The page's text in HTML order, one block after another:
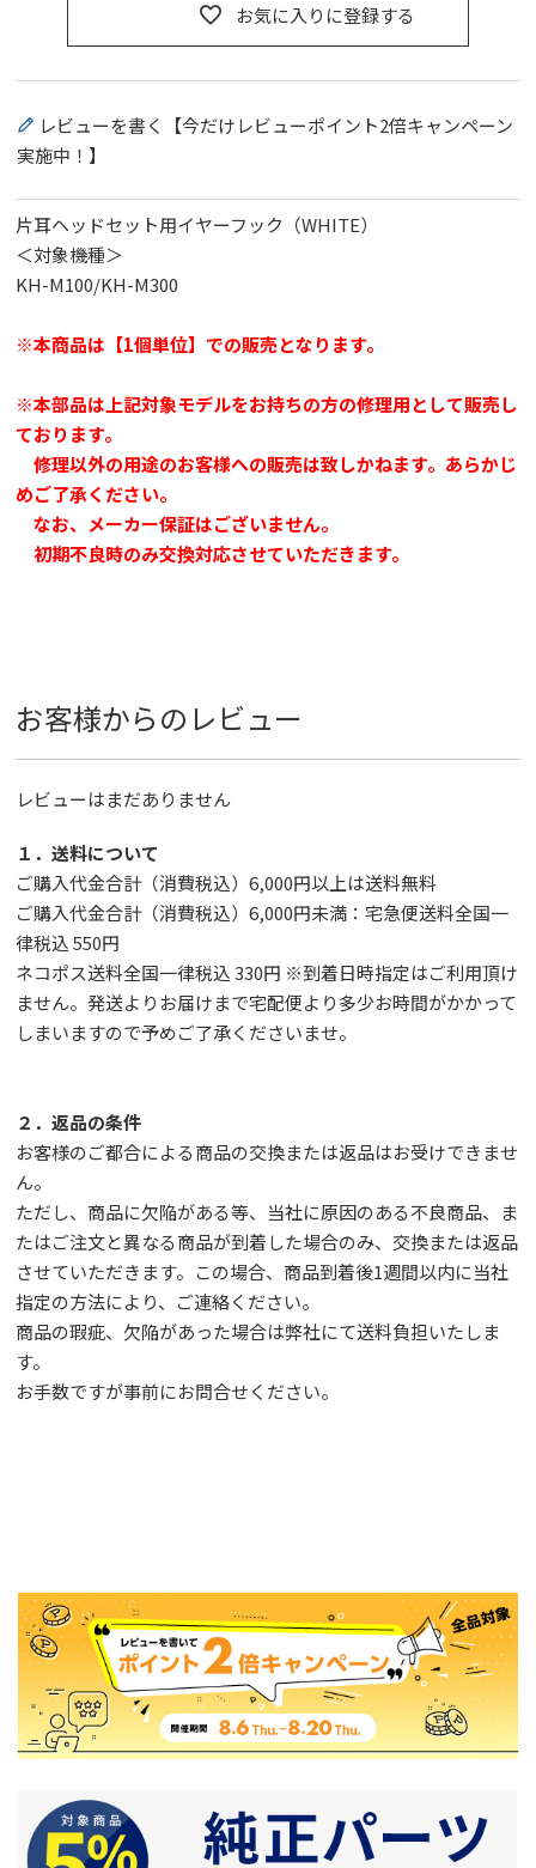
お気に入りに登録する
レビューを書く【今だけレビューポイント2倍キャンペーン
実施中！】
片耳ヘッドセット用イヤーフック（WHITE）
＜対象機種＞
KH-M100/KH-M300
※本商品は【1個単位】での販売となります。
※本部品は上記対象モデルをお持ちの方の修理用として販売し
ております。
修理以外の用途のお客様への販売は致しかねます。あらかじ
めご了承ください。
なお、メーカー保証はございません。
初期不良時のみ交換対応させていただきます。
お客様からのレビュー
レビューはまだありません
１．送料について
ご購入代金合計（消費税込）6,000円以上は送料無料
ご購入代金合計（消費税込）6,000円未満：宅急便送料全国一
律税込 550円
ネコポス送料全国一律税込 330円 ※到着日時指定はご利用頂け
ません。発送よりお届けまで宅配便より多少お時間がかかって
しまいますので予めご了承くださいませ。
２．返品の条件
お客様のご都合による商品の交換または返品はお受けできませ
ん。
ただし、 商品に欠陥がある等、当社に原因のある不良商品、ま
たはご注文と異なる商品が到着した場合のみ、交換または返品
させていただきます。この場合、商品到着後1週間以内に当社
指定の方法により、ご連絡ください。
商品の瑕疵、欠陥があった場合は弊社にて送料負担いたしま
す。
お手数ですが事前にお問合せください。